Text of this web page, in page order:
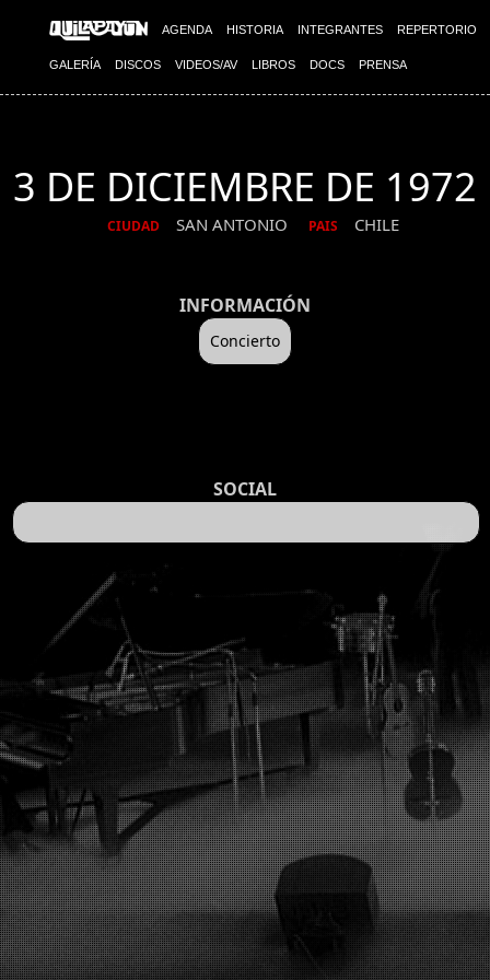
AGENDA HISTORIA INTEGRANTES REPERTORIO
GALERÍA DISCOS VIDEOS/AV LIBROS DOCS PRENSA
3 DE DICIEMBRE DE 1972
CIUDAD SAN ANTONIO PAIS CHILE
INFORMACIÓN
Concierto
SOCIAL